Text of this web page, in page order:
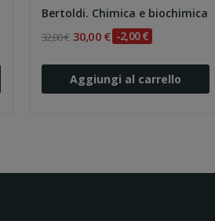
Bertoldi. Chimica e biochimica
32,00 € 30,00 € -2,00 €
Aggiungi al carrello